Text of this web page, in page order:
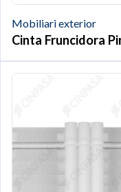
Mobiliari exterior
Cinta Fruncidora